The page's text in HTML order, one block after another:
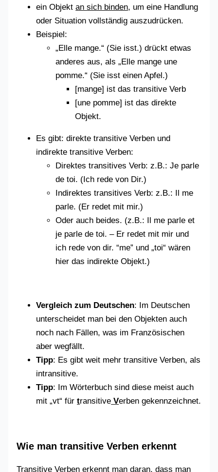
ein Objektan sich binden, um eine Handlung
oder Situation vollständig auszudrücken.
Beispiel:
„Elle mange.“ (Sie isst.) drückt etwas
anderes aus, als „Elle mange une
pomme.“ (Sie isst einen Apfel.)
[mange] ist das transitive Verb
[une pomme] ist das direkte
Objekt.
Es gibt: direkte transitive Verben und
indirekte transitive Verben:
Direktes transitives Verb: z.B.: Je parle
de toi. (Ich rede von Dir.)
Indirektes transitives Verb: z.B.: Il me
parle. (Er redet mit mir.)
Oder auch beides. (z.B.: Il me parle et
je parle de toi. – Er redet mit mir und
ich rede von dir. “me” und „toi“ wären
hier das indirekte Objekt.)
Vergleich zum Deutschen: Im Deutschen
unterscheidet man bei den Objekten auch
noch nach Fällen, was im Französischen
aber wegfällt.
Tipp: Es gibt weit mehr transitive Verben, als
intransitive.
Tipp: Im Wörterbuch sind diese meist auch
mit „vt“ fürtransitive Verben gekennzeichnet.
Wie man transitive Verben erkennt
Transitive Verben erkennt man daran, dass man